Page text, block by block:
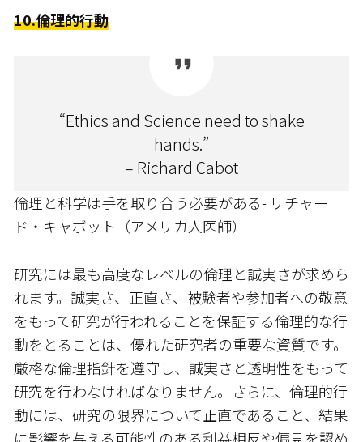
10.倫理的行動
“Ethics and Science need to shake
hands.”
– Richard Cabot
倫理と科学は手を取り合う必要がある- リチャー
ド・キャボット（アメリカ人医師）
研究には最も高度なレベルの倫理と誠実さが求めら
れます。誠実さ、正直さ、被験者や参加者への敬意
をもって研究が行われることを保証する倫理的な行
動をとることは、優れた研究者の重要な資質です。
厳格な倫理指針を遵守し、誠実さと透明性をもって
研究を行わなければなりません。さらに、倫理的行
動には、研究の限界について正直であること、結果